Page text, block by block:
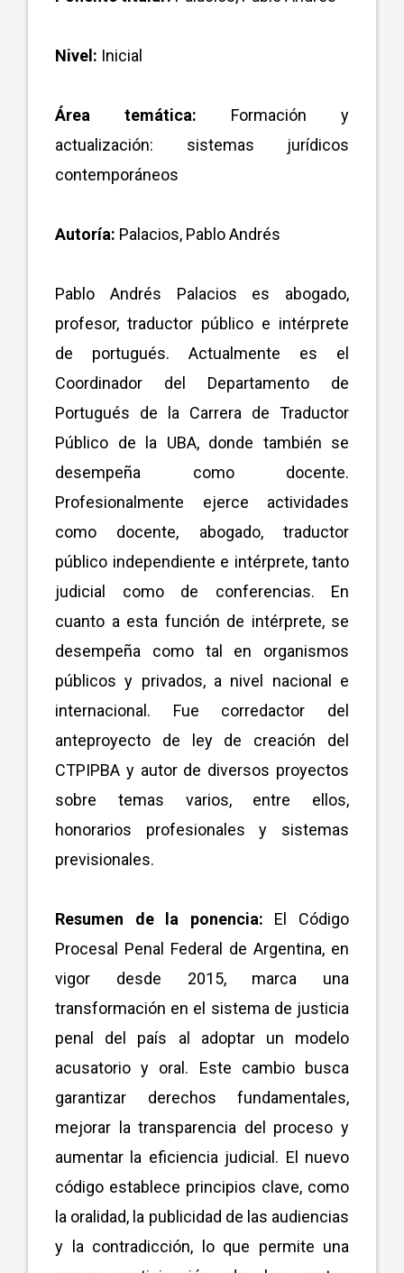
Nivel: Inicial
Área temática: Formación y
actualización: sistemas jurídicos
contemporáneos
Autoría: Palacios, Pablo Andrés
Pablo Andrés Palacios es abogado,
profesor, traductor público e intérprete
de portugués. Actualmente es el
Coordinador del Departamento de
Portugués de la Carrera de Traductor
Público de la UBA, donde también se
desempeña como docente.
Profesionalmente ejerce actividades
como docente, abogado, traductor
público independiente e intérprete, tanto
judicial como de conferencias. En
cuanto a esta función de intérprete, se
desempeña como tal en organismos
públicos y privados, a nivel nacional e
internacional. Fue corredactor del
anteproyecto de ley de creación del
CTPIPBA y autor de diversos proyectos
sobre temas varios, entre ellos,
honorarios profesionales y sistemas
previsionales.
Resumen de la ponencia: El Código
Procesal Penal Federal de Argentina, en
vigor desde 2015, marca una
transformación en el sistema de justicia
penal del país al adoptar un modelo
acusatorio y oral. Este cambio busca
garantizar derechos fundamentales,
mejorar la transparencia del proceso y
aumentar la eficiencia judicial. El nuevo
código establece principios clave, como
la oralidad, la publicidad de las audiencias
y la contradicción, lo que permite una